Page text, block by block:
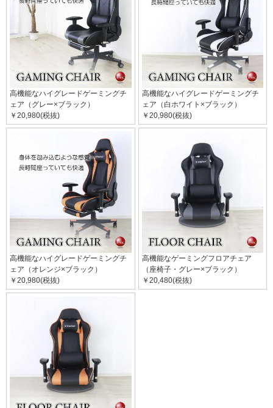
高機能なハイグレードゲーミングチ
ェア（グレー×ブラック）
￥20,980(税抜)
高機能なハイグレードゲーミングチ
ェア（白ホワイト×ブラック）
￥20,980(税抜)
高機能なハイグレードゲーミングチ
ェア（オレンジ×ブラック）
￥20,980(税抜)
高機能なゲーミングフロアチェア
（座椅子・グレー×ブラック）
￥20,480(税抜)